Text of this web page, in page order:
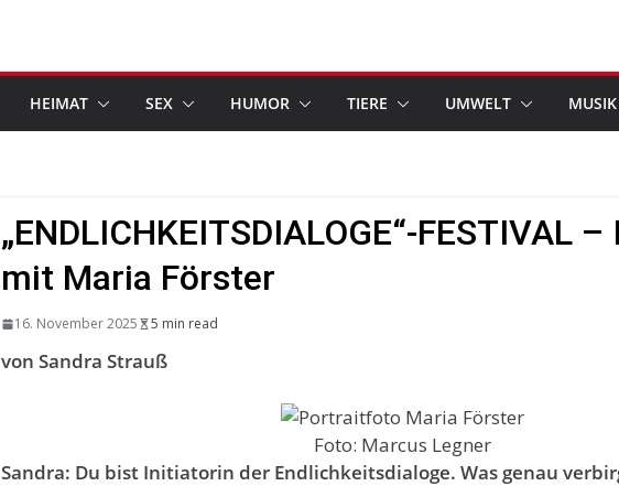
HEIMAT SEX HUMOR TIERE UMWELT MUSIK
„ENDLICHKEITSDIALOGE“-FESTIVAL
mit Maria Förster
16. November 2025 5 min read
von Sandra Strauß
Foto: Marcus Legner
Sandra: Du bist Initiatorin der Endlichkeitsdialoge. Was genau